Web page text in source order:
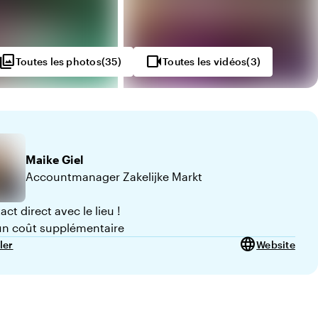
photo_libraryToutes les photos(35) videocamToutes les vidéos(3)
Maike Giel
Accountmanager Zakelijke Markt
direct avec le lieu !
coût supplémentaire
languageWebsite